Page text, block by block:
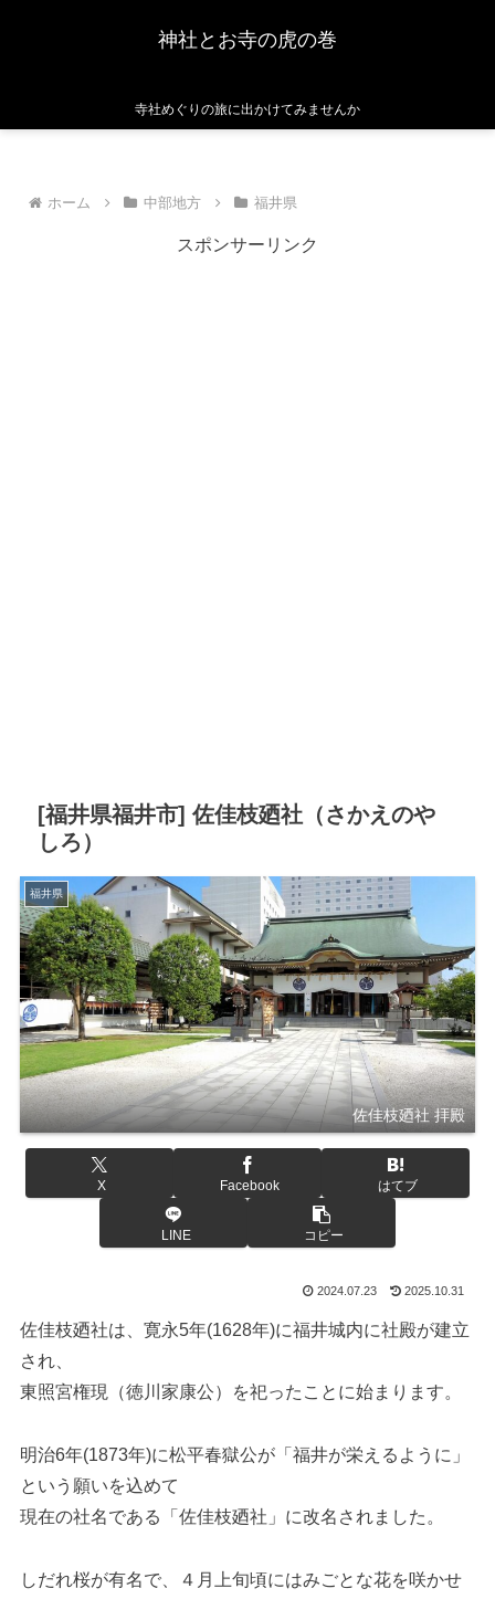
神社とお寺の虎の巻
寺社めぐりの旅に出かけてみませんか
ホーム 中部地方 福井県
スポンサーリンク
[福井県福井市] 佐佳枝廼社（さかえのや
しろ）
福井県
佐佳枝廼社 拝殿
X Facebook はてブ
LINE コピー
2024.07.23 2025.10.31
佐佳枝廼社は、寛永5年(1628年)に福井城内に社殿が建立
され、
東照宮権現（徳川家康公）を祀ったことに始まります。
明治6年(1873年)に松平春獄公が「福井が栄えるように」
という願いを込めて
現在の社名である「佐佳枝廼社」に改名されました。
しだれ桜が有名で、４月上旬頃にはみごとな花を咲かせ